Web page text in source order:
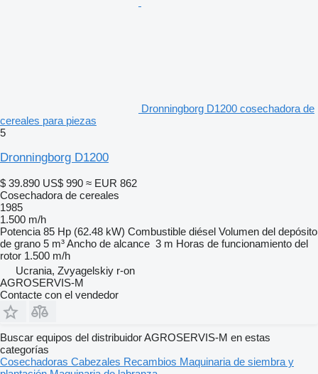
Dronningborg D1200 cosechadora de
cereales para piezas
5
Dronningborg D1200
$ 39.890 US$ 990 ≈ EUR 862
Cosechadora de cereales
1985
1.500 m/h
Potencia 85 Hp (62.48 kW) Combustible diésel Volumen del depósito
de grano 5 m³Ancho de alcance 3 m Horas de funcionamiento del
rotor 1.500 m/h
Ucrania, Zvyagelskiy r-on
AGROSERVIS-M
Contacte con el vendedor
Buscar equipos del distribuidor AGROSERVIS-M en estas
categorías
Cosechadoras Cabezales Recambios Maquinaria de siembra y